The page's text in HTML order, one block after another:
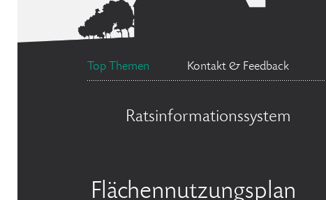
Top Themen Kontakt & Feedback
Ratsinformationssystem
Flächennutzungsplan